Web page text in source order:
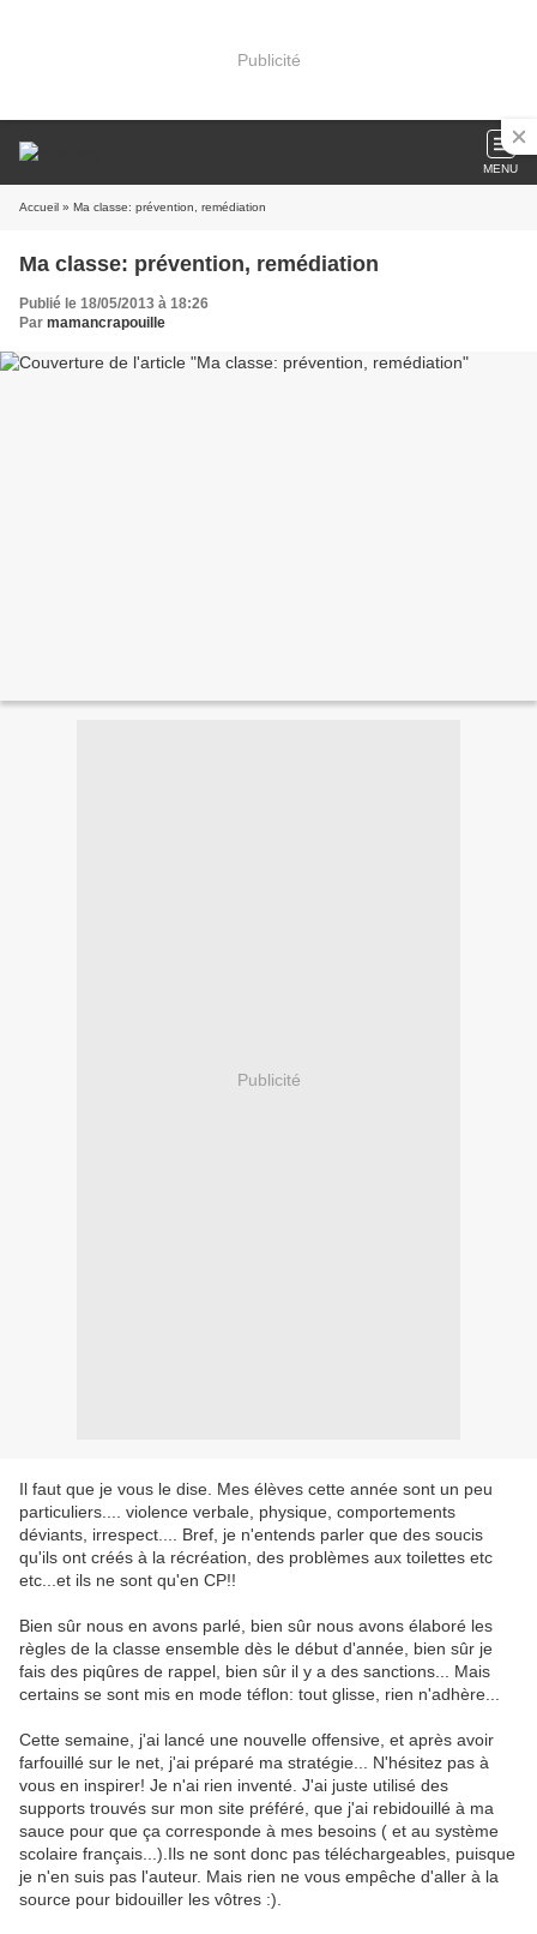
Publicité
MENU
Accueil » Ma classe: prévention, remédiation
Ma classe: prévention, remédiation
Publié le 18/05/2013 à 18:26
Par mamancrapouille
Publicité
Il faut que je vous le dise. Mes élèves cette année sont un peu
particuliers.... violence verbale, physique, comportements
déviants, irrespect.... Bref, je n'entends parler que des soucis
qu'ils ont créés à la récréation, des problèmes aux toilettes etc
etc...et ils ne sont qu'en CP!!
Bien sûr nous en avons parlé, bien sûr nous avons élaboré les
règles de la classe ensemble dès le début d'année, bien sûr je
fais des piqûres de rappel, bien sûr il y a des sanctions... Mais
certains se sont mis en mode téflon: tout glisse, rien n'adhère...
Cette semaine, j'ai lancé une nouvelle offensive, et après avoir
farfouillé sur le net, j'ai préparé ma stratégie... N'hésitez pas à
vous en inspirer! Je n'ai rien inventé. J'ai juste utilisé des
supports trouvés sur mon site préféré, que j'ai rebidouillé à ma
sauce pour que ça corresponde à mes besoins ( et au système
scolaire français...).Ils ne sont donc pas téléchargeables, puisque
je n'en suis pas l'auteur. Mais rien ne vous empêche d'aller à la
source pour bidouiller les vôtres :).